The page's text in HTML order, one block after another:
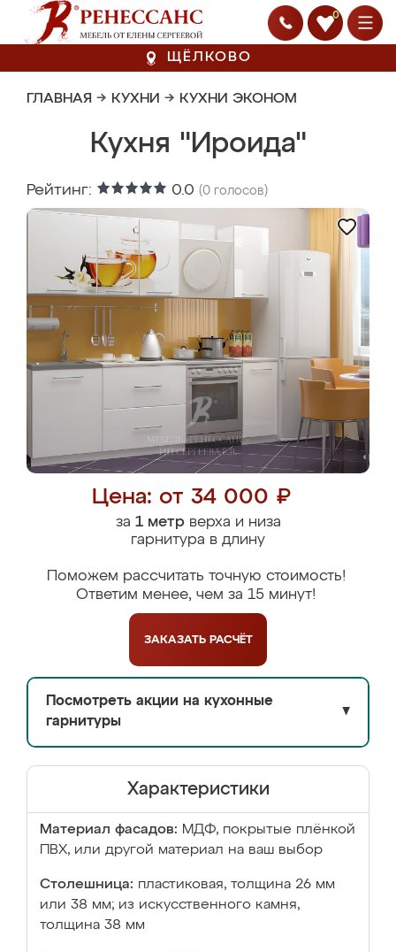
0
ЩЁЛКОВО
ГЛАВНАЯ → КУХНИ → КУХНИ ЭКОНОМ
Кухня "Ироида"
Рейтинг: 0.0 (0 голосов)
Цена: от 34 000 ₽
за 1 метрверха и низа
гарнитура в длину
Поможем рассчитать точную стоимость!
Ответим менее, чем за 15 минут!
ЗАКАЗАТЬ РАСЧЁТ
Посмотреть акции на кухонные
гарнитуры
▼
Характеристики
Материал фасадов: МДФ, покрытые плёнкой
ПВХ, или другой материал на ваш выбор
Столешница: пластиковая, толщина 26 мм
или 38 мм; из искусственного камня,
толщина 38 мм